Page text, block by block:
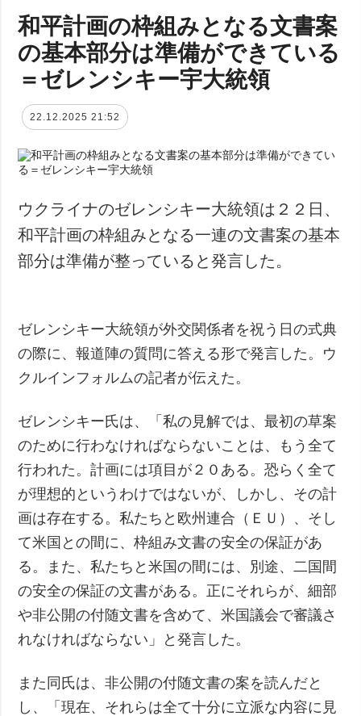
和平計画の枠組みとなる文書案
の基本部分は準備ができている
＝ゼレンシキー宇大統領
22.12.2025 21:52
ウクライナのゼレンシキー大統領は２２日、
和平計画の枠組みとなる一連の文書案の基本
部分は準備が整っていると発言した。
ゼレンシキー大統領が外交関係者を祝う日の式典
の際に、報道陣の質問に答える形で発言した。ウ
クルインフォルムの記者が伝えた。
ゼレンシキー氏は、「私の見解では、最初の草案
のために行わなければならないことは、もう全て
行われた。計画には項目が２０ある。恐らく全て
が理想的というわけではないが、しかし、その計
画は存在する。私たちと欧州連合（ＥＵ）、そし
て米国との間に、枠組み文書の安全の保証があ
る。また、私たちと米国の間には、別途、二国間
の安全の保証の文書がある。正にそれらが、細部
や非公開の付随文書を含めて、米国議会で審議さ
れなければならない」と発言した。
また同氏は、非公開の付随文書の案を読んだと
し、「現在、それらは全て十分に立派な内容に見